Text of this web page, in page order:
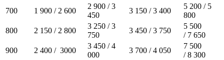
700
1 900 / 2 600
2 900 / 3
450
3 150 / 3 400
5 200 / 5
800
800
2 150 / 2 800
3 250 / 3
750
3 450 / 3 750
5 500
/ 7 650
900
2 400 / 3000
3 450 / 4
000
3 700 / 4 050
7 500
/ 8 300